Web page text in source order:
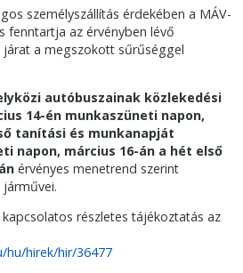
személyszállítás érdekében a MÁV-
fenntartja az érvényben lévő
a megszokott sűrűséggel
autóbuszainak közlekedési
14-én munkaszüneti napon,
tanítási és munkanapját
napon, március 16-án a hét első
érvényes menetrend szerint
részletes tájékoztatás az
hu/hirek/hir/36477